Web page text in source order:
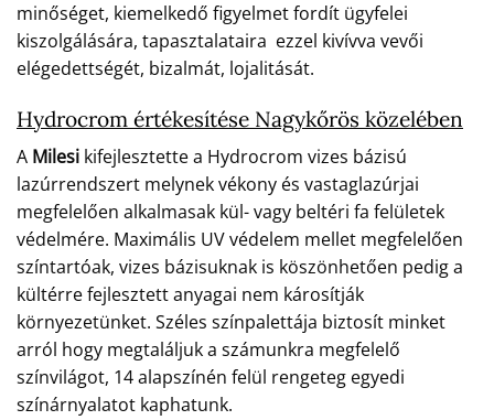
minőséget, kiemelkedő figyelmet fordít ügyfelei
kiszolgálására, tapasztalataira ezzel kivívva vevői
elégedettségét, bizalmát, lojalitását.
Hydrocrom értékesítése Nagykőrös közelében
A Milesi kifejlesztette a Hydrocrom vizes bázisú
lazúrrendszert melynek vékony és vastaglazúrjai
megfelelően alkalmasak kül- vagy beltéri fa felületek
védelmére. Maximális UV védelem mellet megfelelően
színtartóak, vizes bázisuknak is köszönhetően pedig a
kültérre fejlesztett anyagai nem károsítják
környezetünket. Széles színpalettája biztosít minket
arról hogy megtaláljuk a számunkra megfelelő
színvilágot, 14 alapszínén felül rengeteg egyedi
színárnyalatot kaphatunk.